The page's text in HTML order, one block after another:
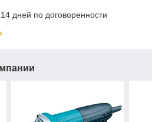
дней по договоренности